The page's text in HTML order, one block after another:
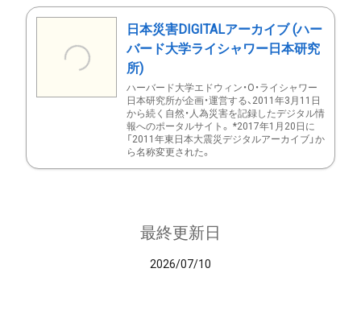
日本災害DIGITALアーカイブ (ハー
バード大学ライシャワー日本研究
所)
ハーバード大学エドウィン・O・ライシャワー
日本研究所が企画・運営する、2011年3月11日
から続く自然・人為災害を記録したデジタル情
報へのポータルサイト。 *2017年1月20日に
「2011年東日本大震災デジタルアーカイブ」か
ら名称変更された。
最終更新日
2026/07/10